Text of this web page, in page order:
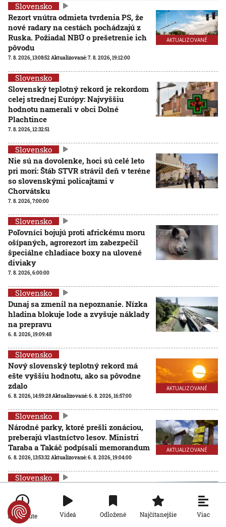
AKTUALIZOVANÉ
Slovensko
Rezort vnútra odmieta tvrdenia PS, že
nové radary na cestách pochádzajú z
Ruska. Požiadal NBÚ o prešetrenie ich
pôvodu
7. 8. 2026, 13:08:52 Aktualizované:7. 8. 2026, 19:12:00
Slovensko
Slovenský teplotný rekord je rekordom
celej strednej Európy: Najvyššiu
hodnotu namerali v obci Dolné
Plachtince
7. 8. 2026, 12:32:51
Slovensko
Nie sú na dovolenke, hoci sú celé leto
pri mori: Štáb STVR strávil deň v teréne
so slovenskými policajtami v
Chorvátsku
7. 8. 2026, 7:00:00
Slovensko
Poľovníci bojujú proti africkému moru
ošípaných, agrorezort im zabezpečil
špeciálne chladiace boxy na ulovené
diviaky
7. 8. 2026, 6:00:00
Slovensko
Dunaj sa zmenil na nepoznanie. Nízka
hladina blokuje lode a zvyšuje náklady
na prepravu
6. 8. 2026, 19:09:48
AKTUALIZOVANÉ
Slovensko
Nový slovenský teplotný rekord má
ešte vyššiu hodnotu, ako sa pôvodne
zdalo
6. 8. 2026, 14:59:28 Aktualizované:6. 8. 2026, 16:57:00
AKTUALIZOVANÉ
Slovensko
Národné parky, ktoré prešli zonáciou,
preberajú vlastníctvo lesov. Ministri
Taraba a Takáč podpísali memorandum
6. 8. 2026, 13:53:32 Aktualizované:6. 8. 2026, 19:04:00
Slovensko
zákaz kúpania. Kontroly odhalili
zvýšený výskyt baktérií
6. 8. 2026, 13:38:42
Po minúte Videá Odložené Najčítanejšie Viac